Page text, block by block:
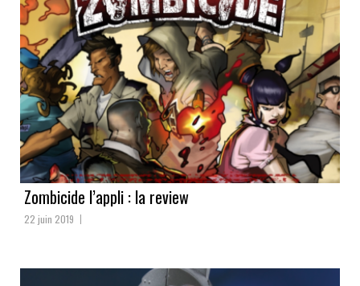
Zombicide l’appli : la review
22 juin 2019